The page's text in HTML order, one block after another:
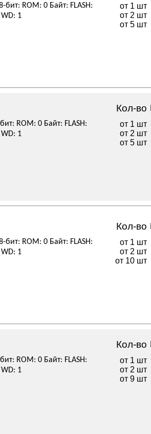
ROM: 0 Байт: FLASH:
1
от 1 шт
от 2 шт
от 5 шт
ROM: 0 Байт: FLASH:
1
Кол-во
от 1 шт
от 2 шт
от 5 шт
ROM: 0 Байт: FLASH:
1
Кол-во
от 1 шт
от 2 шт
от 10 шт
ROM: 0 Байт: FLASH:
1
Кол-во
от 1 шт
от 2 шт
от 9 шт